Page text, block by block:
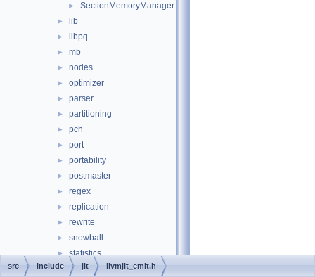
► SectionMemoryManager.h
► lib
► libpq
► mb
► nodes
► optimizer
► parser
► partitioning
► pch
► port
► portability
► postmaster
► regex
► replication
► rewrite
► snowball
► statistics
► storage
src include jit llvmjit_emit.h